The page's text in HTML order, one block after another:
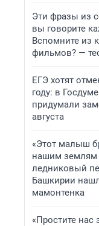
Эти фразы из
вы говорите
Вспомните из
фильмов? —
ЕГЭ хотят
году: в
придумали
августа
«Этот малыш
нашим землям
ледниковый
Башкирии
мамонтенка
«Простите нас